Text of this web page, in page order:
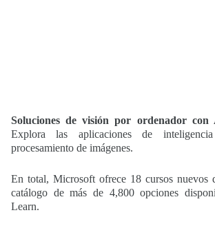
Soluciones de visión por ordenador
Explora las aplicaciones de
procesamiento de imágenes.
En total, Microsoft ofrece 18 cursos nuevos
catálogo de más de 4,800 opciones
Learn.